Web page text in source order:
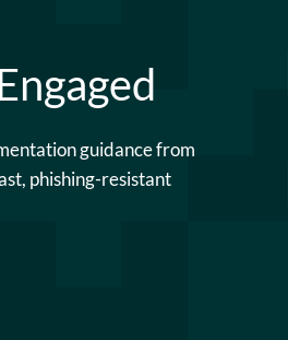
guidance from
phishing-resistant